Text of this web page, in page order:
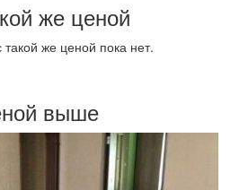
же ценой
же ценой пока нет.
выше